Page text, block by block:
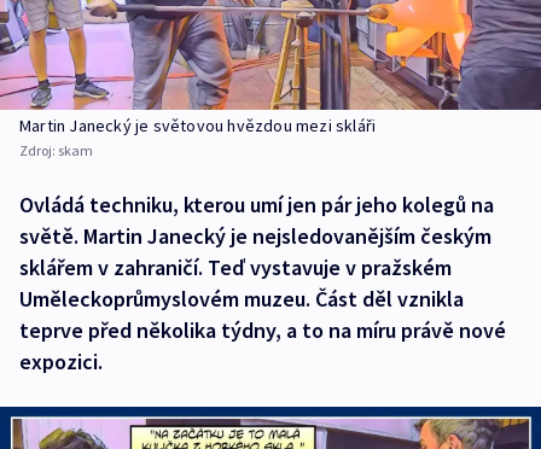
Martin Janecký je světovou hvězdou mezi skláři
Zdroj: skam
Ovládá techniku, kterou umí jen pár jeho kolegů na
světě. Martin Janecký je nejsledovanějším českým
sklářem v zahraničí. Teď vystavuje v pražském
Uměleckoprůmyslovém muzeu. Část děl vznikla
teprve před několika týdny, a to na míru právě nové
expozici.